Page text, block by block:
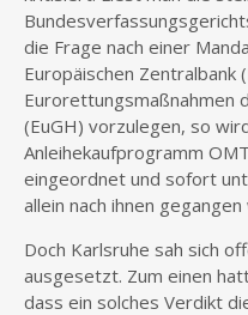
die Frage nach einer
Europäischen Zentralbank
Eurorettungsmaßnahmen
(EuGH) vorzulegen, so
Anleihekaufprogramm
eingeordnet und sofort
allein nach ihnen gegangen
Doch Karlsruhe sah sich
ausgesetzt. Zum einen
dass ein solches Verdikt